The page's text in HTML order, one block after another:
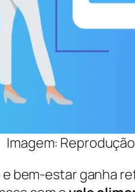
Imagem:
bem-estar ganha